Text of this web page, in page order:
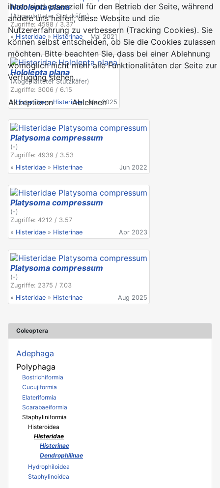
Coleoptera
Adephaga
Polyphaga
Bostrichiformia
Cucujiformia
Elateriformia
Scarabaeiformia
Staphyliniformia
Histeroidea
Histeridae
Histerinae
Dendrophilinae
Hydrophiloidea
Staphylinoidea
Hololepta plana
(Abgeplatteter Stutzkäfer)
Zugriffe: 4598 / 3.37
» Histeridae » Histerinae Mai 2021
Hololepta plana
(Abgeplatteter Stutzkäfer)
Zugriffe: 3006 / 6.15
»Histeridae»Histerinae Mar 2025
Platysoma compressum
(-)
Zugriffe: 4939 / 3.53
» Histeridae » Histerinae Jun 2022
Platysoma compressum
(-)
Zugriffe: 4212 / 3.57
» Histeridae » Histerinae Apr 2023
Platysoma compressum
(-)
Zugriffe: 2375 / 7.03
» Histeridae » Histerinae Aug 2025
ihnen sind essenziell für den Betrieb der Seite, während
andere uns helfen, diese Website und die
Nutzererfahrung zu verbessern (Tracking Cookies). Sie
können selbst entscheiden, ob Sie die Cookies zulassen
möchten. Bitte beachten Sie, dass bei einer Ablehnung
womöglich nicht mehr alle Funktionalitäten der Seite zur
Verfügung stehen.
Akzeptieren Ablehnen